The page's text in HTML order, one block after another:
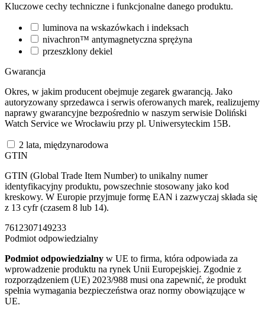
Kluczowe cechy techniczne i funkcjonalne danego produktu.
luminova na wskazówkach i indeksach
nivachron™ antymagnetyczna sprężyna
przeszklony dekiel
Gwarancja
Okres, w jakim producent obejmuje zegarek gwarancją. Jako
autoryzowany sprzedawca i serwis oferowanych marek, realizujemy
naprawy gwarancyjne bezpośrednio w naszym serwisie Doliński
Watch Service we Wrocławiu przy pl. Uniwersyteckim 15B.
2 lata, międzynarodowa
GTIN
GTIN (Global Trade Item Number) to unikalny numer
identyfikacyjny produktu, powszechnie stosowany jako kod
kreskowy. W Europie przyjmuje formę EAN i zazwyczaj składa się
z 13 cyfr (czasem 8 lub 14).
7612307149233
Podmiot odpowiedzialny
Podmiot odpowiedzialny w UE to firma, która odpowiada za
wprowadzenie produktu na rynek Unii Europejskiej. Zgodnie z
rozporządzeniem (UE) 2023/988 musi ona zapewnić, że produkt
spełnia wymagania bezpieczeństwa oraz normy obowiązujące w
UE.